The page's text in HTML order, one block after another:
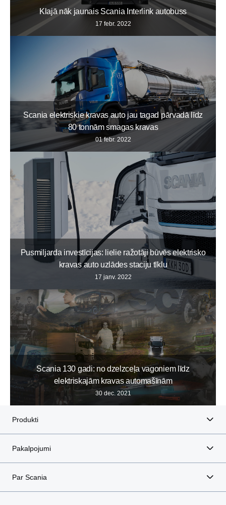
Klajā nāk jaunais Scania Interlink autobuss
17 febr. 2022
Scania elektriskie kravas auto jau tagad pārvadā līdz
80 tonnām smagas kravas
01 febr. 2022
Pusmiljarda investīcijas: lielie ražotāji būvēs elektrisko
kravas auto uzlādes staciju tīklu
17 janv. 2022
Scania 130 gadi: no dzelzceļa vagoniem līdz
elektriskajām kravas automašīnām
30 dec. 2021
Produkti
Pakalpojumi
Par Scania